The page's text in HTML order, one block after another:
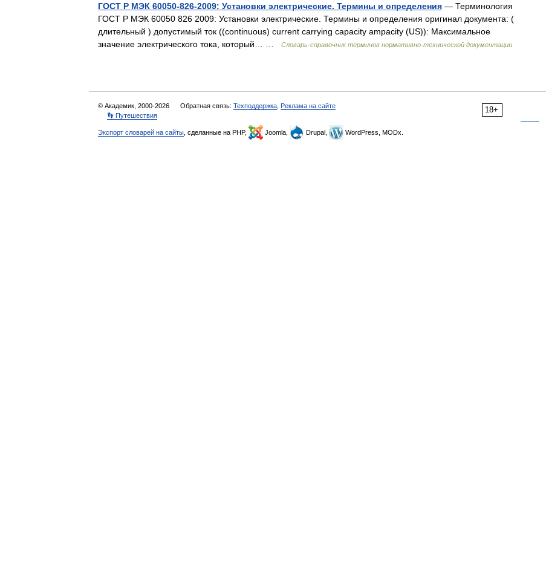
ГОСТ Р МЭК 60050-826-2009: Установки электрические. Термины и определения — Терминология
ГОСТ Р МЭК 60050 826 2009: Установки электрические. Термины и определения оригинал документа: (
длительный ) допустимый ток ((continuous) current carrying capacity ampacity (US)): Максимальное
значение электрического тока, который… …
Словарь-справочник терминов нормативно-технической документации
18+
© Академик, 2000-2026 Обратная связь: Техподдержка Реклама на сайте
👣 Путешествия
Экспорт словарей на сайты , сделанные на PHP, Joomla, Drupal, WordPress, MODx.